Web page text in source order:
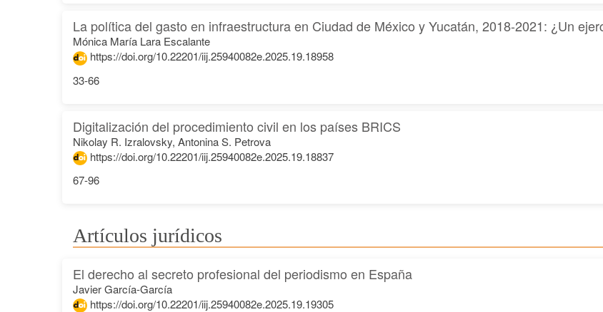
La política del gasto en infraestructura en Ciudad de México y Yucatán, 2018-2021: ¿Un
Mónica María Lara Escalante
https://doi.org/10.22201/iij.25940082e.2025.19.18958
33-66
Digitalización del procedimiento civil en los países BRICS
Nikolay R. Izralovsky, Antonina S. Petrova
https://doi.org/10.22201/iij.25940082e.2025.19.18837
67-96
Artículos jurídicos
El derecho al secreto profesional del periodismo en España
Javier García-García
https://doi.org/10.22201/iij.25940082e.2025.19.19305